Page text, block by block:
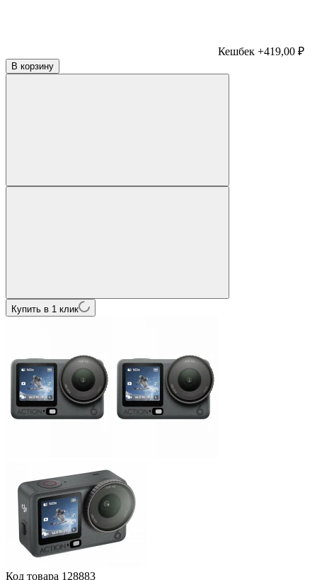
Кешбек +419,00 ₽
В корзину
Купить в 1 клик
Код товара 128883